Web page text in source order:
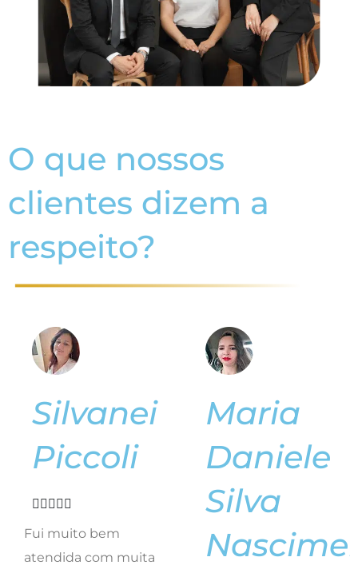
O que nossos
clientes dizem a
respeito?
Silvanei
Piccoli
    
Fui muito bem
atendida com muita
Maria
Daniele
Silva